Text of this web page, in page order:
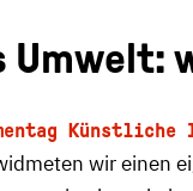
Umwelt:
wir einen